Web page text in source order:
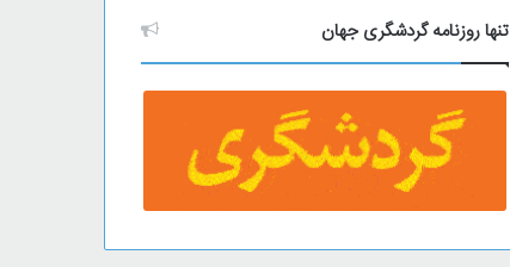
تنها روزنامه گردشگری جهان